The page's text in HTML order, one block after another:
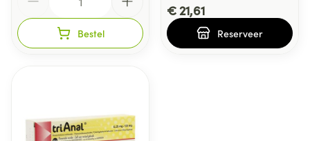
Bestel
€ 21,61
Reserveer